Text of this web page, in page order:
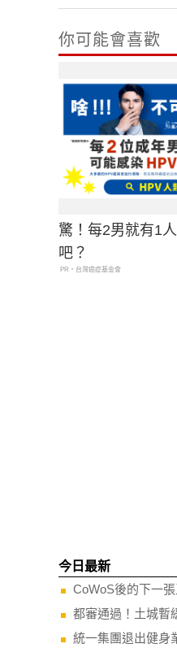
你可能會喜歡
驚！每2男就有1
吧？
PR・台灣癌症基金會
今日最新
CoWoS後的下一
都審通過！土城暫
統一集團退出健身